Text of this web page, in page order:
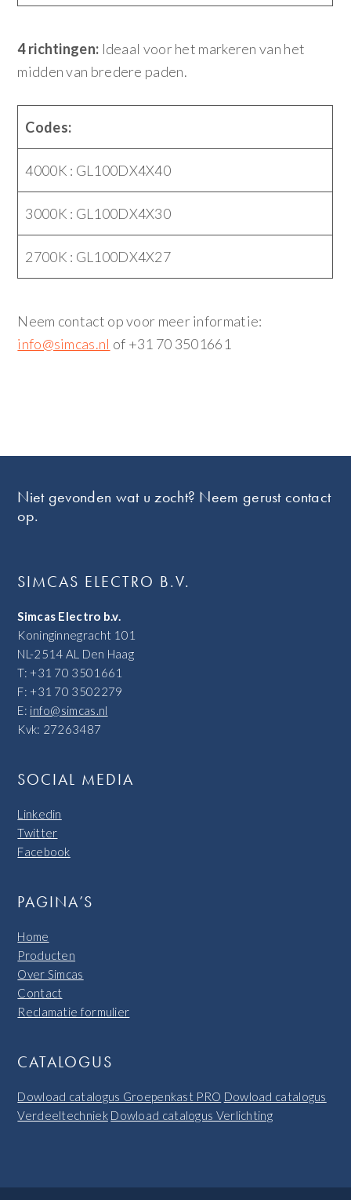
4 richtingen: Ideaal voor het markeren van het
midden van bredere paden.
Codes:
4000K : GL100DX4X40
3000K : GL100DX4X30
2700K : GL100DX4X27
Neem contact op voor meer informatie:
info@simcas.nl of +31 70 3501661
Niet gevonden wat u zocht? Neem gerust contact
op.
SIMCAS ELECTRO B.V.
Simcas Electro b.v.
Koninginnegracht 101
NL-2514 AL Den Haag
T: +31 70 3501661
F: +31 70 3502279
E: info@simcas.nl
Kvk: 27263487
SOCIAL MEDIA
Linkedin
Twitter
Facebook
PAGINA’S
Home
Producten
Over Simcas
Contact
Reclamatie formulier
CATALOGUS
Dowload catalogus Groepenkast PRO Dowload catalogus
Verdeeltechniek Dowload catalogus Verlichting